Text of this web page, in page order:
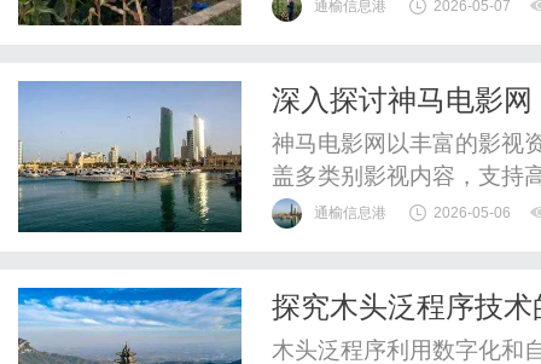
强大全产业链实力，卓掌
通榆信息港 2026-05-07
深入探讨神马电影
神马电影网以丰富的影视
盖多类别影视内容，支持
的观影平台。
通榆信息港 2026-05-06
探究木头泛程序技
木头泛程序利用数字化和